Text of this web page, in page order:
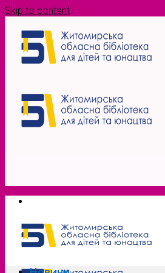
Skip to content